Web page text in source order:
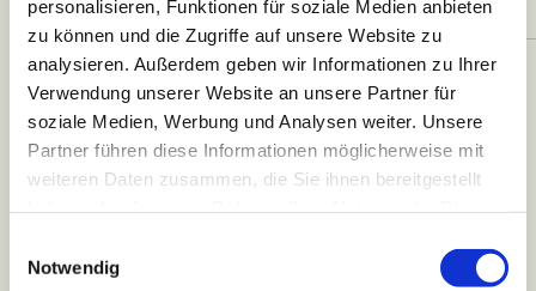
personalisieren, Funktionen für soziale Medien anbieten
zu können und die Zugriffe auf unsere Website zu
analysieren. Außerdem geben wir Informationen zu Ihrer
Verwendung unserer Website an unsere Partner für
soziale Medien, Werbung und Analysen weiter. Unsere
Partner führen diese Informationen möglicherweise mit
weiteren Daten zusammen, die Sie ihnen bereitgestellt
Notwendig
Termin buchen